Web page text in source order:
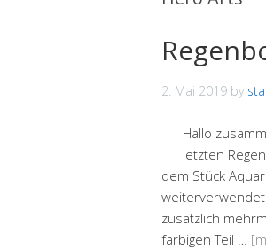
2. Mai 2019 by
Hallo
letzten
dem Stück
zusätzlich
farbigen Teil …